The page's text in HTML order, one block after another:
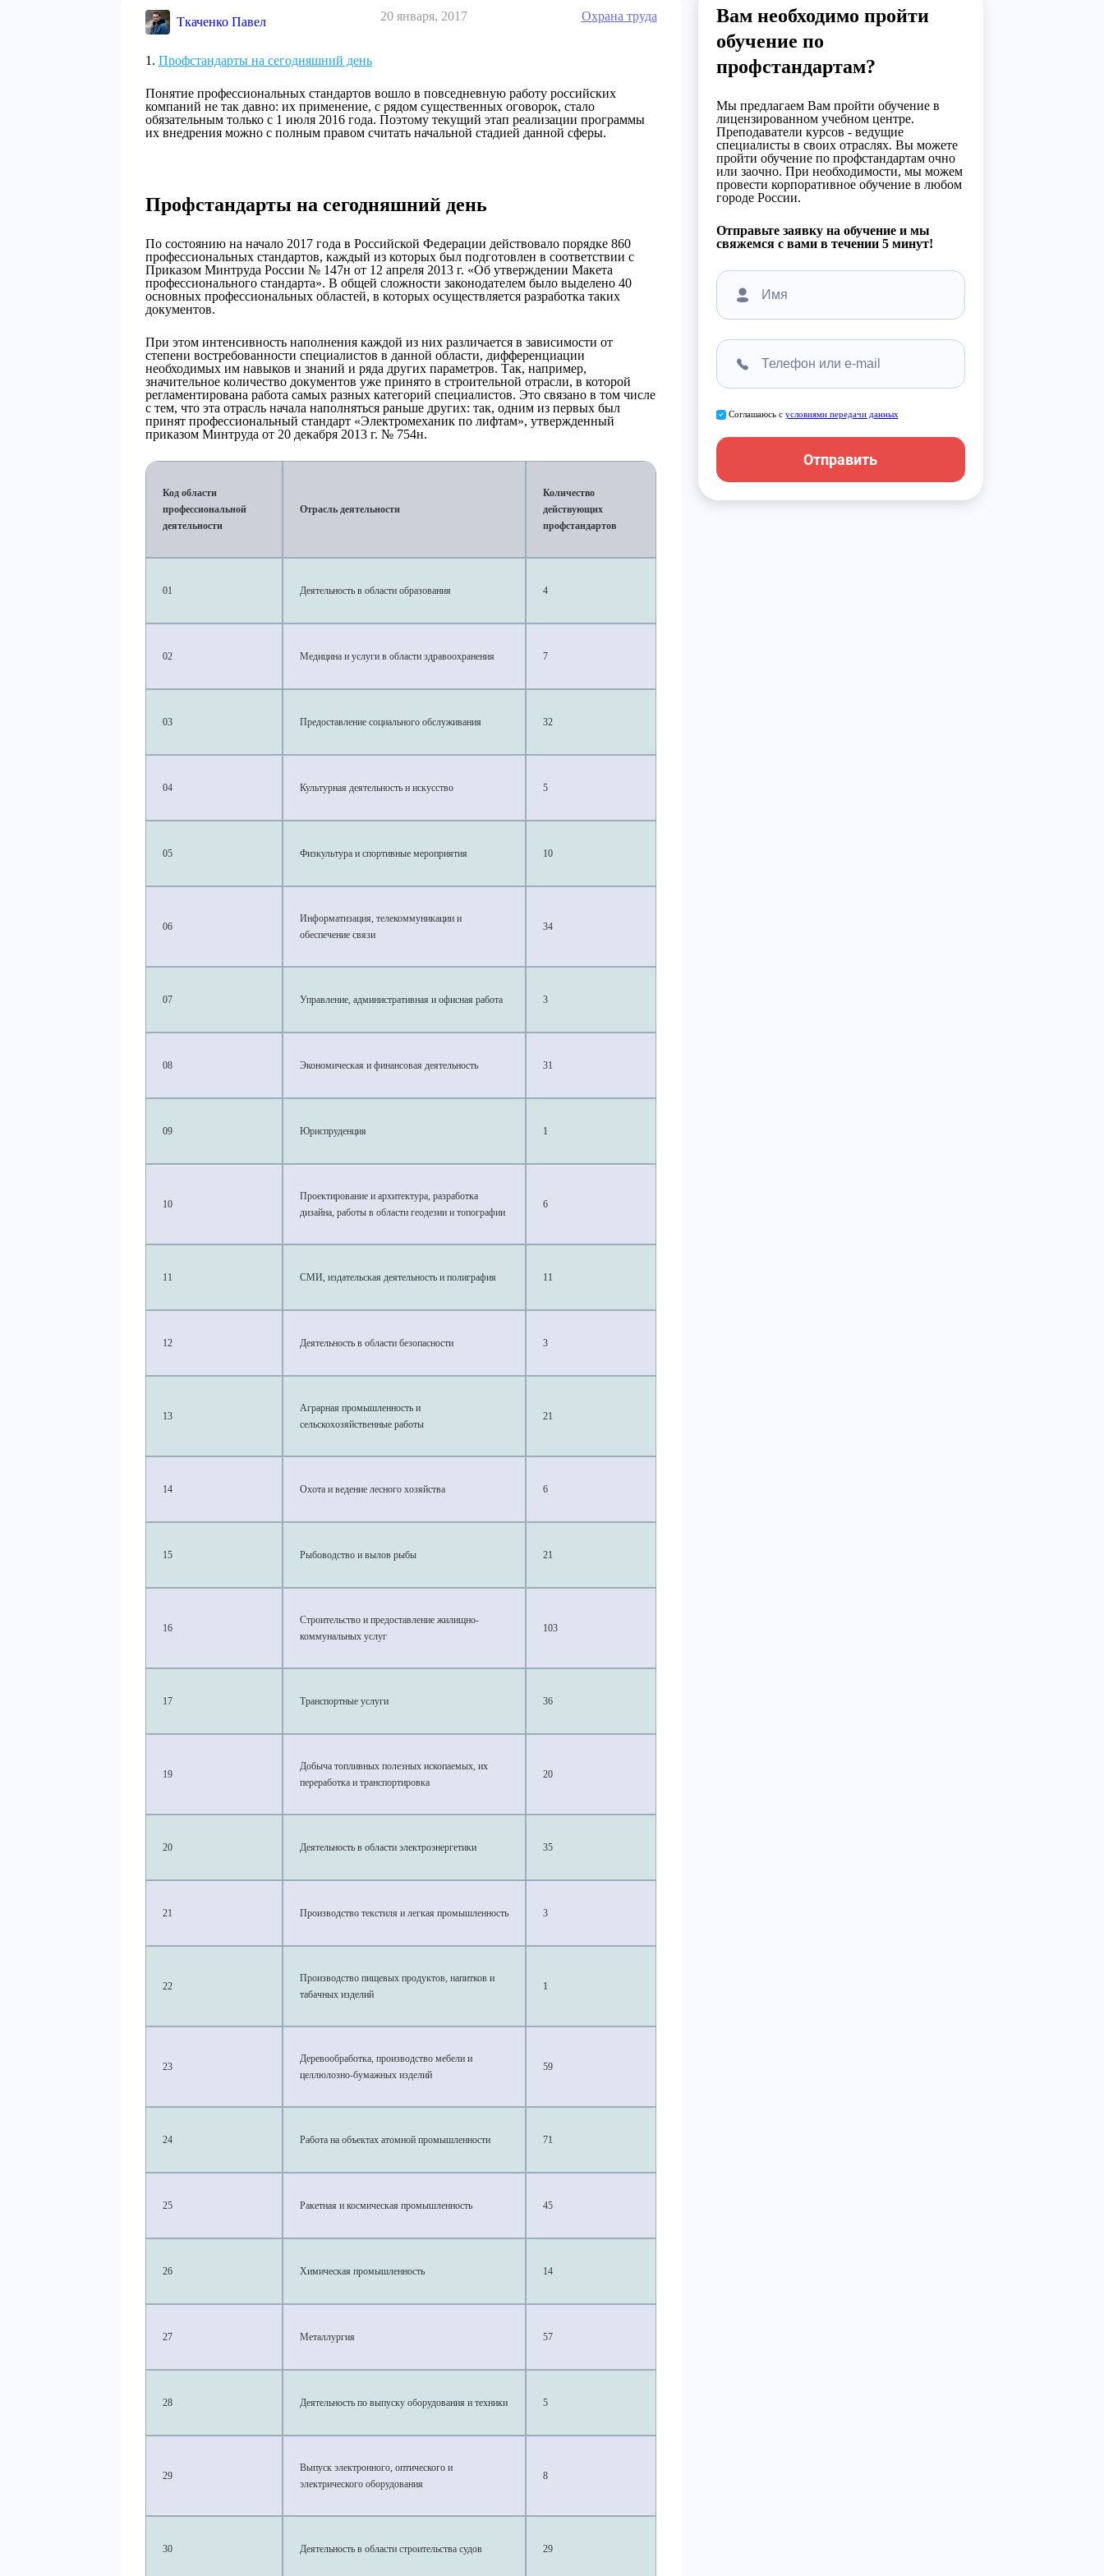
Ткаченко Павел 20 января, 2017 Охрана труда
Профстандарты на сегодняшний день
Понятие профессиональных стандартов вошло в повседневную работу российских
компаний не так давно: их применение, с рядом существенных оговорок, стало
обязательным только с 1 июля 2016 года. Поэтому текущий этап реализации программы
их внедрения можно с полным правом считать начальной стадией данной сферы.
Профстандарты на сегодняшний день
По состоянию на начало 2017 года в Российской Федерации действовало порядке 860
профессиональных стандартов, каждый из которых был подготовлен в соответствии с
Приказом Минтруда России № 147н от 12 апреля 2013 г. «Об утверждении Макета
профессионального стандарта». В общей сложности законодателем было выделено 40
основных профессиональных областей, в которых осуществляется разработка таких
документов.
При этом интенсивность наполнения каждой из них различается в зависимости от
степени востребованности специалистов в данной области, дифференциации
необходимых им навыков и знаний и ряда других параметров. Так, например,
значительное количество документов уже принято в строительной отрасли, в которой
регламентирована работа самых разных категорий специалистов. Это связано в том числе
с тем, что эта отрасль начала наполняться раньше других: так, одним из первых был
принят профессиональный стандарт «Электромеханик по лифтам», утвержденный
приказом Минтруда от 20 декабря 2013 г. № 754н.
Код области
профессиональной
деятельности
Отрасль деятельности
Количество
действующих
профстандартов
01 Деятельность в области образования 4
02 Медицина и услуги в области здравоохранения 7
03 Предоставление социального обслуживания 32
04 Культурная деятельность и искусство 5
05 Физкультура и спортивные мероприятия 10
06
Информатизация, телекоммуникации и
обеспечение связи
34
07 Управление, административная и офисная работа 3
08 Экономическая и финансовая деятельность 31
09 Юриспруденция 1
10
Проектирование и архитектура, разработка
дизайна, работы в области геодезии и топографии
6
11 СМИ, издательская деятельность и полиграфия 11
12 Деятельность в области безопасности 3
13
Аграрная промышленность и
сельскохозяйственные работы
21
14 Охота и ведение лесного хозяйства 6
15 Рыбоводство и вылов рыбы 21
16
Строительство и предоставление жилищно-
коммунальных услуг
103
17 Транспортные услуги 36
19
Добыча топливных полезных ископаемых, их
переработка и транспортировка
20
20 Деятельность в области электроэнергетики 35
21 Производство текстиля и легкая промышленность 3
22
Производство пищевых продуктов, напитков и
табачных изделий
1
23
Деревообработка, производство мебели и
целлюлозно-бумажных изделий
59
24 Работа на объектах атомной промышленности 71
25 Ракетная и космическая промышленность 45
26 Химическая промышленность 14
27 Металлургия 57
28 Деятельность по выпуску оборудования и техники 5
29
Выпуск электронного, оптического и
электрического оборудования
8
30 Деятельность в области строительства судов 29
Вам необходимо пройти
обучение по
профстандартам?
Мы предлагаем Вам пройти обучение в
лицензированном учебном центре.
Преподаватели курсов - ведущие
специалисты в своих отраслях. Вы можете
пройти обучение по профстандартам очно
или заочно. При необходимости, мы можем
провести корпоративное обучение в любом
городе России.
Отправьте заявку на обучение и мы
свяжемся с вами в течении 5 минут!
Соглашаюсь с условиями передачи данных
Отправить